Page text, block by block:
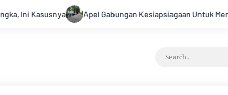
Apel Gabungan Kesiapsiagaan Untuk Menanggulangi